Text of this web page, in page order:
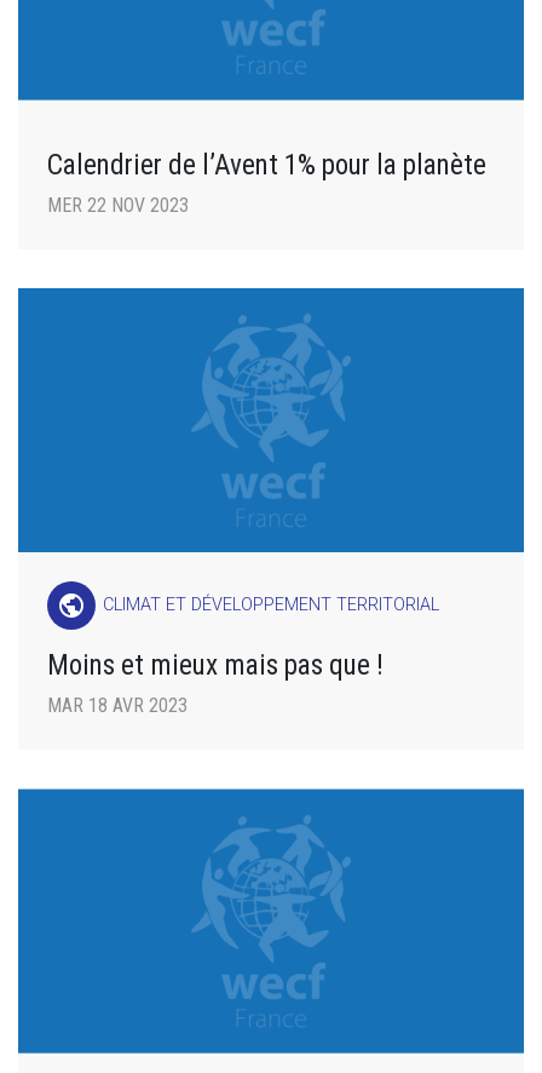
Calendrier de l’Avent 1% pour la planète
MER 22 NOV 2023
public CLIMAT ET DÉVELOPPEMENT TERRITORIAL
Moins et mieux mais pas que !
MAR 18 AVR 2023